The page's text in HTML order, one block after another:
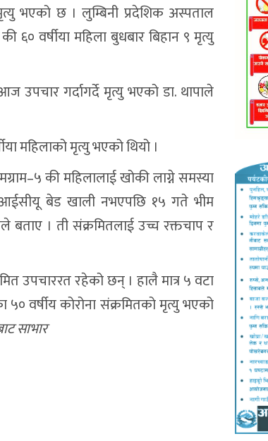
भएको छ । लुम्बिनी प्रदेशिक अस्पताल
वर्षीया महिला बुधबार बिहान ९ मृत्यु
उपचार गर्दागर्दे मृत्यु भएको डा. थापाले
महिलाको मृत्यु भएको थियो ।
की महिलालाई खोकी लाग्ने समस्या
आईसीयू बेड खाली नभएपछि १५ गते भीम
बताए । ती संक्रमितलाई उच्च रक्तचाप र
उपचाररत रहेको छन् । हालै मात्र ५ वटा
वर्षीय कोरोना संक्रमितको मृत्यु भएको
साभार